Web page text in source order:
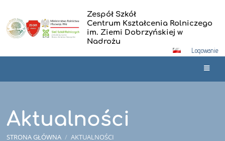
Zespół Szkół
Centrum Kształcenia Rolniczego
im. Ziemi Dobrzyńskiej w
Nadrożu
Logowanie
Aktualności
STRONA GŁÓWNA / AKTUALNOŚCI